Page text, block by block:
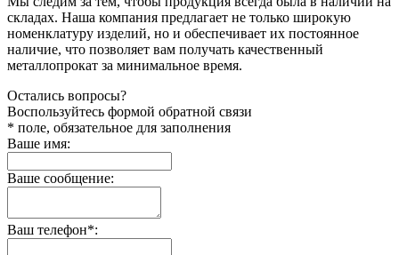
складах. Наша компания предлагает не только широкую
номенклатуру изделий, но и обеспечивает их постоянное
наличие, что позволяет вам получать качественный
металлопрокат за минимальное время.
Остались вопросы?
Воспользуйтесь формой обратной связи
* поле, обязательное для заполнения
Ваше имя:
Ваше сообщение:
Ваш телефон*: